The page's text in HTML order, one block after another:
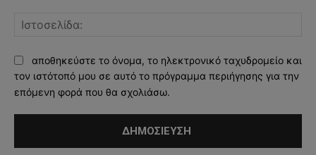
αποθηκεύστε το όνομα, το ηλεκτρονικό ταχυδρομείο και
τον ιστότοπό μου σε αυτό το πρόγραμμα περιήγησης για την
επόμενη φορά που θα σχολιάσω.